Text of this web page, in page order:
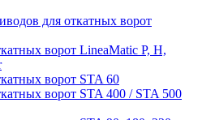
для откатных ворот
ворот LineaMatic P, H,
ворот STA 60
ворот STA 400 / STA 500